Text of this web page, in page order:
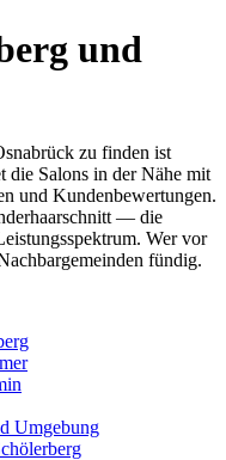
und
zu finden ist
die Salons in der Nähe mit
und Kundenbewertungen.
— die
Wer vor
fündig.
Umgebung